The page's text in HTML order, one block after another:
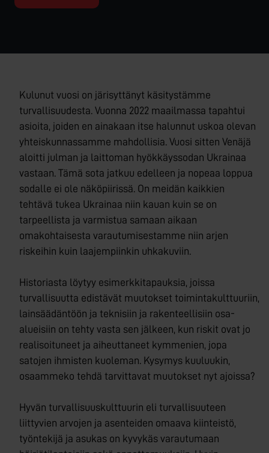
Kulunut vuosi on järisyttänyt käsitystämme
turvallisuudesta. Vuonna 2022 maailmassa tapahtui
asioita, joiden en ainakaan itse halunnut uskoa olevan
yhteiskunnassamme mahdollisia. Vuosi sitten Venäjä
aloitti julman ja laittoman hyökkäyssodan Ukrainaa
vastaan. Tämä sota jatkuu edelleen ja nopeaa loppua
sodalle ei ole näköpiirissä. On meidän kaikkien
tehtävä tukea Ukrainaa niin kauan kuin se on
tarpeellista ja varmistua samaan aikaan
omakohtaisesta varautumisestamme niin arjen
riskeihin kuin laajempiinkin uhkakuviin.
Historiasta löytyy esimerkkitapauksia, joissa
turvallisuutta edistävät muutokset toimintakulttuuriin,
lainsäädäntöön ja teknisiin ja rakenteellisiin osa-
alueisiin on tehty vasta sen jälkeen, kun riskit ovat jo
realisoituneet ja aiheuttaneet kymmenien, jopa
satojen ihmisten kuoleman. Kysymys kuuluukin,
osaammeko tehdä tarvittavat muutokset nyt ajoissa?
Hyvän turvallisuuskulttuurin eli turvallisuuteen
liittyvien arvojen ja asenteiden omaava kiinteistö,
työntekijä ja asukas on kyvykäs varautumaan